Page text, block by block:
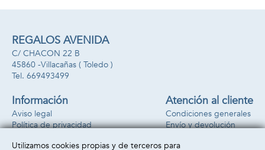
REGALOS AVENIDA
C/ CHACON 22 B
45860 -Villacañas ( Toledo )
669493499
Información
Aviso legal
Política de privacidad
Atención al cliente
Condiciones generales
Envío y devolución
Utilizamos cookies propias y de terceros para